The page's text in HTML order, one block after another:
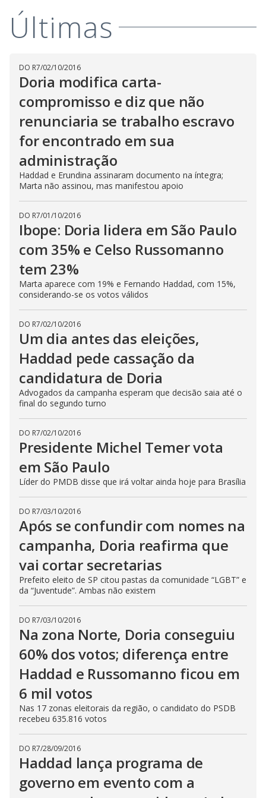
Últimas
DO R7/02/10/2016
Doria modifica carta-
compromisso e diz que não
renunciaria se trabalho escravo
for encontrado em sua
administração
Haddad e Erundina assinaram documento na íntegra;
Marta não assinou, mas manifestou apoio
DO R7/01/10/2016
Ibope: Doria lidera em São Paulo
com 35% e Celso Russomanno
tem 23%
Marta aparece com 19% e Fernando Haddad, com 15%,
considerando-se os votos válidos
DO R7/02/10/2016
Um dia antes das eleições,
Haddad pede cassação da
candidatura de Doria
Advogados da campanha esperam que decisão saia até o
final do segundo turno
DO R7/02/10/2016
Presidente Michel Temer vota
em São Paulo
Líder do PMDB disse que irá voltar ainda hoje para Brasília
DO R7/03/10/2016
Após se confundir com nomes na
campanha, Doria reafirma que
vai cortar secretarias
Prefeito eleito de SP citou pastas da comunidade “LGBT” e
da “Juventude”. Ambas não existem
DO R7/03/10/2016
Na zona Norte, Doria conseguiu
60% dos votos; diferença entre
Haddad e Russomanno ficou em
6 mil votos
Nas 17 zonas eleitorais da região, o candidato do PSDB
recebeu 635.816 votos
DO R7/28/09/2016
Haddad lança programa de
governo em evento com a